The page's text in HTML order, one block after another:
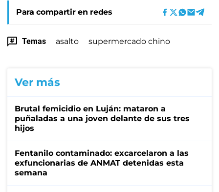
Para compartir en redes
Temas asalto supermercado chino
Ver más
Brutal femicidio en Luján: mataron a
puñaladas a una joven delante de sus tres
hijos
Fentanilo contaminado: excarcelaron a las
exfuncionarias de ANMAT detenidas esta
semana